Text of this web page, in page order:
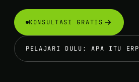
KONSULTASI GRATIS
PELAJARI DULU: APA ITU ERP